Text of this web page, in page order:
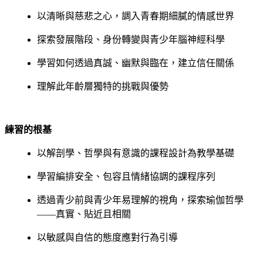
以清晰與慈悲之心，調入青春期細膩的情感世界
探索發展階段、身份轉變與青少年腦神經科學
學習如何透過真誠、幽默與臨在，建立信任關係
理解此年齡層獨特的挑戰與優勢
練習的根基
以解剖學、哲學與有意識的課程設計為教學基礎
學習編排安全、包容且情緒協調的課程序列
透過青少前與青少年易理解的視角，探索瑜伽哲學
——真實、貼近且相關
以敏感與自信的態度應對行為引導